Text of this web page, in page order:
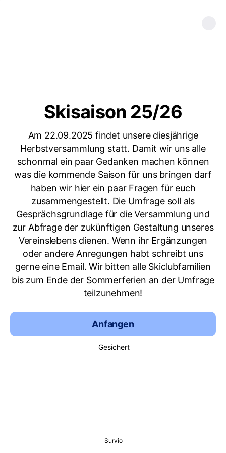
Skisaison 25/26
Am 22.09.2025 findet unsere diesjährige
Herbstversammlung statt. Damit wir uns alle
schonmal ein paar Gedanken machen können
was die kommende Saison für uns bringen darf
haben wir hier ein paar Fragen für euch
zusammengestellt. Die Umfrage soll als
Gesprächsgrundlage für die Versammlung und
zur Abfrage der zukünftigen Gestaltung unseres
Vereinslebens dienen. Wenn ihr Ergänzungen
oder andere Anregungen habt schreibt uns
gerne eine Email. Wir bitten alle Skiclubfamilien
bis zum Ende der Sommerferien an der Umfrage
teilzunehmen!
Anfangen
Gesichert
Survio